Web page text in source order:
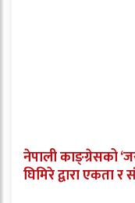
नेपाली काङ्ग्रेसको
घिमिरे द्वारा एकता